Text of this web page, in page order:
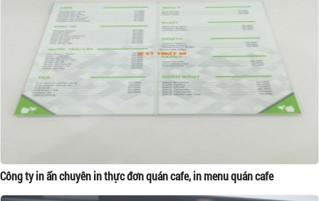
Công ty in ấn chuyên in thực đơn quán cafe, in menu quán cafe